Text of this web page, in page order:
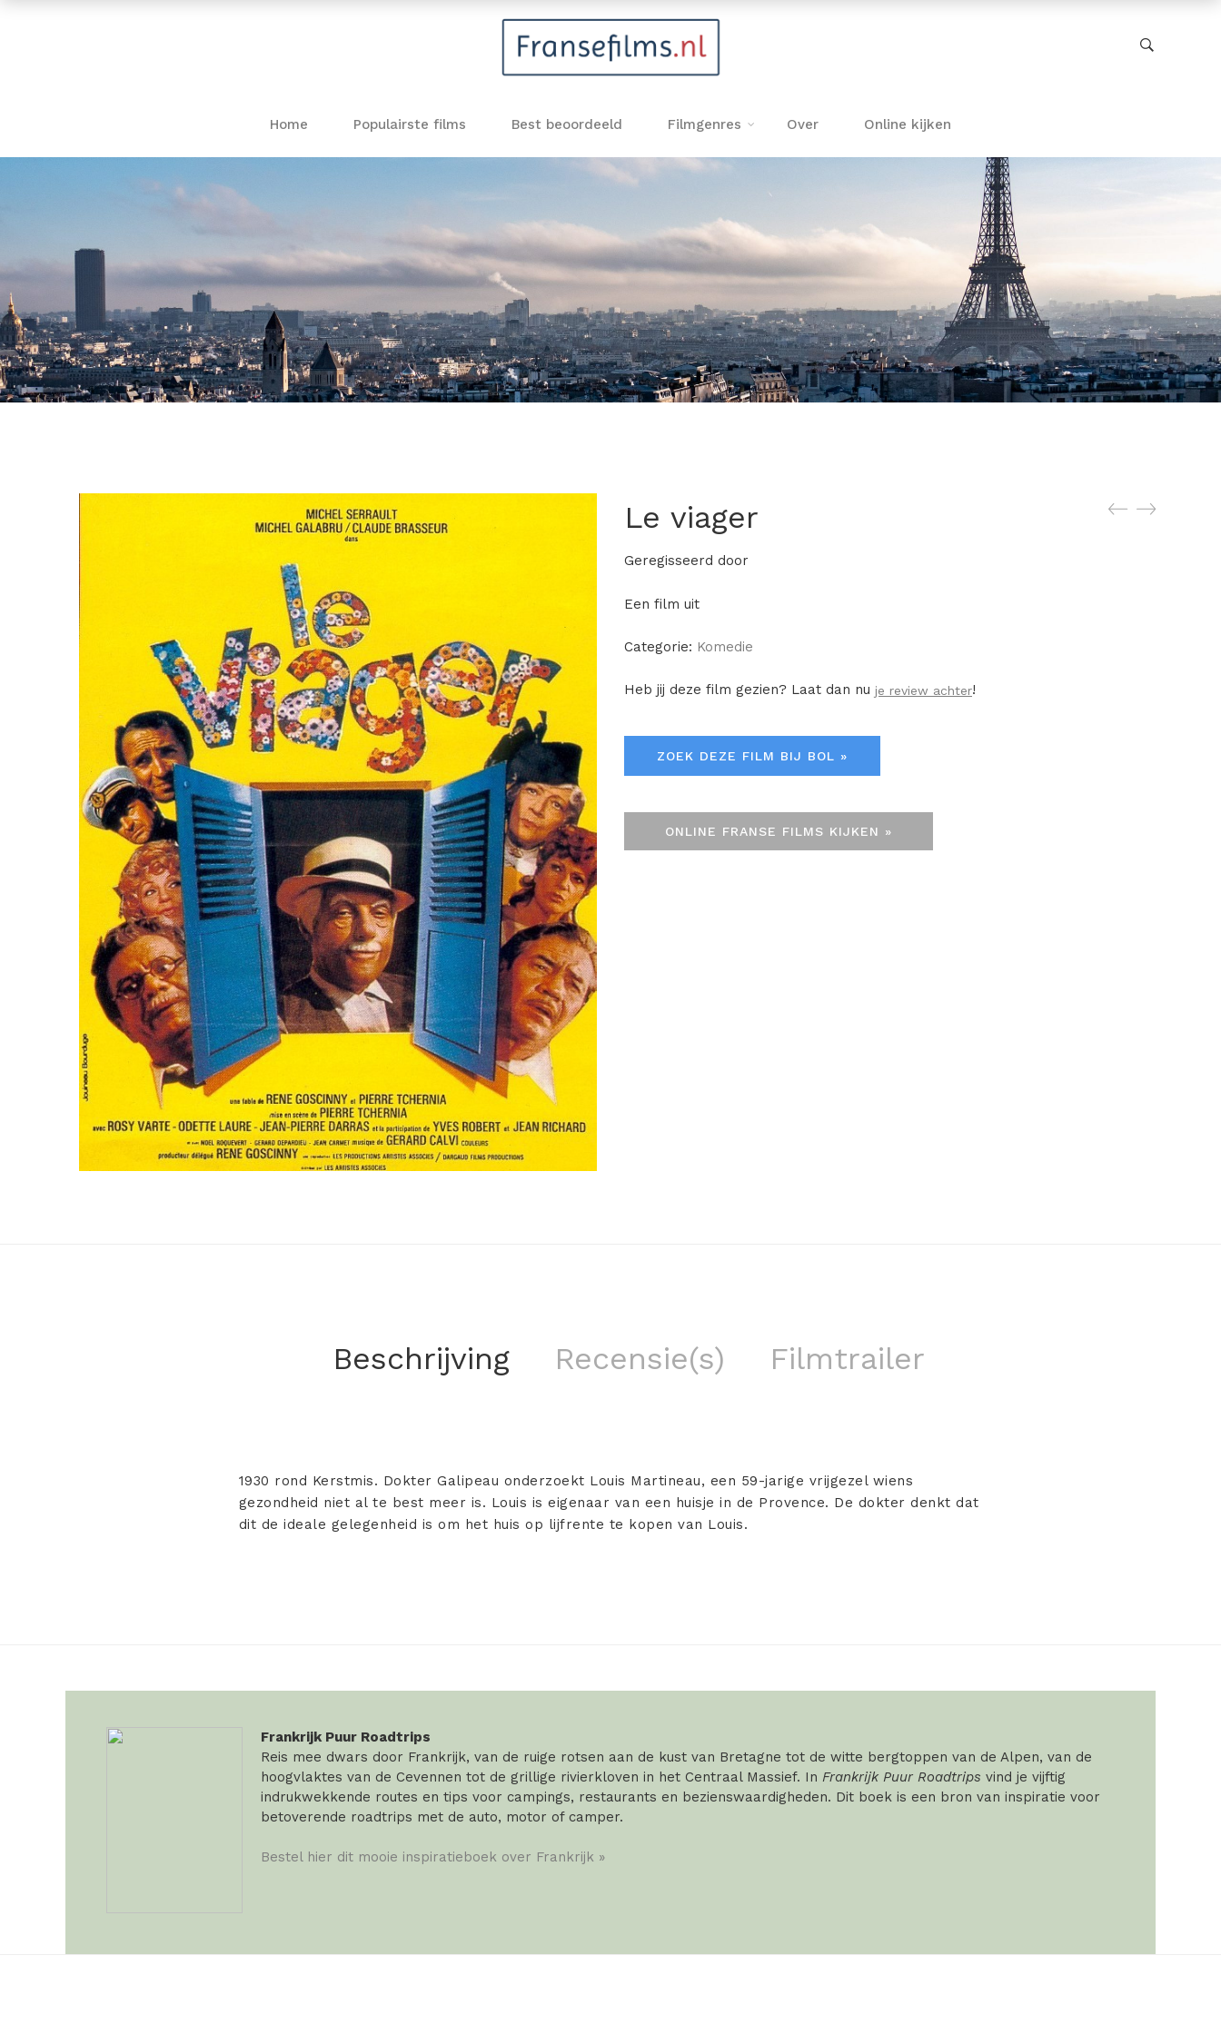
Home Populairste films Best beoordeeld Filmgenres Over Online kijken
Le viager
Geregisseerd door
Een film uit
Categorie: Komedie
Heb jij deze film gezien? Laat dan nu je review achter!
ZOEK DEZE FILM BIJ BOL »
ONLINE FRANSE FILMS KIJKEN »
Beschrijving Recensie(s) Filmtrailer
1930 rond Kerstmis. Dokter Galipeau onderzoekt Louis Martineau, een 59-jarige vrijgezel wiens
gezondheid niet al te best meer is. Louis is eigenaar van een huisje in de Provence. De dokter denkt dat
dit de ideale gelegenheid is om het huis op lijfrente te kopen van Louis.
Frankrijk Puur Roadtrips
Reis mee dwars door Frankrijk, van de ruige rotsen aan de kust van Bretagne tot de witte bergtoppen van de Alpen, van de
hoogvlaktes van de Cevennen tot de grillige rivierkloven in het Centraal Massief. In Frankrijk Puur Roadtrips vind je vijftig
indrukwekkende routes en tips voor campings, restaurants en bezienswaardigheden. Dit boek is een bron van inspiratie voor
betoverende roadtrips met de auto, motor of camper.
Bestel hier dit mooie inspiratieboek over Frankrijk »